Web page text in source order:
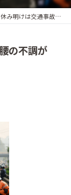
休み明けは交通事故による首や腰の不調が増える時期です。
の不調が